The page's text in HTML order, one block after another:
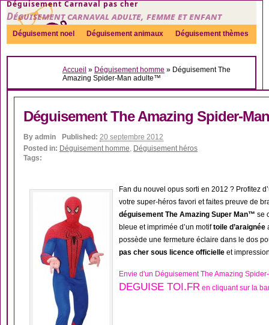
Déguisement Carnaval pas cher
Déguisement carnaval adulte, femme et enfant
Déguisement noel Déguisement animaux Déguisement thèmes
Sexy Déguisement couple Déguisements par genre Idées
Accueil » Déguisement homme » Déguisement The
Amazing Spider-Man adulte™
Déguisement The Amazing Spider-
By admin Published: 20 septembre 2012
Posted in: Déguisement homme, Déguisement héros
Tags:
Fan du nouvel opus sorti en 2012 ? Profitez
votre super-héros favori et faites preuve de
déguisement The Amazing Super Man™ se
bleue et imprimée d’un motiftoile d’araignée
possède une fermeture éclaire dans le dos
pas cher sous licence officielle et
Envie d'un Déguisement The Amazing
DEGUISE TOI.FR en cliquant sur la